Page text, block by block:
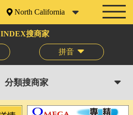
North California
INDEX搜商家
拼音
分類搜商家